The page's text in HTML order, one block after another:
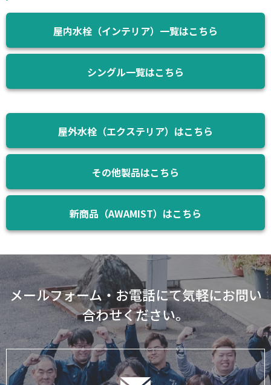
屋内水栓（インテリア）一覧はこちら
シングル一覧はこちら
屋外水栓（エクステリア）はこちら
その他製品はこちら
新商品（AWAMIST）はこちら
メールフォーム・お電話にて気軽にお問い
合わせください。